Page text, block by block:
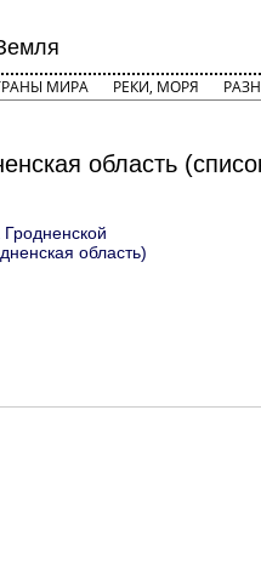
МИРА РЕКИ, МОРЯ
область
область)